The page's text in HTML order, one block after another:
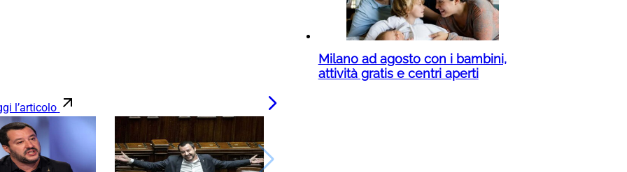
l’articolo
Milano ad agosto con i bambini,
attività gratis e centri aperti